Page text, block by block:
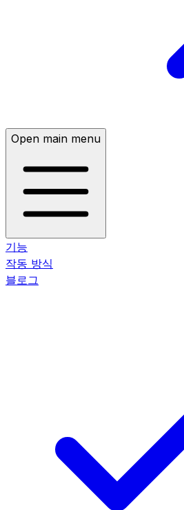
Open main menu
기능
작동 방식
블로그